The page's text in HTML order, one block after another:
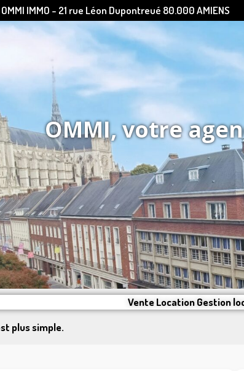
IMMO - 21 rue Léon Dupontreué 80.000 AMIENS
OMMI, votre
Vente Location Gestion
plus simple.